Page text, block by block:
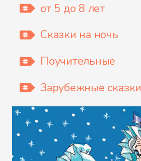
от 5 до 8 лет
Сказки на ночь
Поучительные
Зарубежные сказки